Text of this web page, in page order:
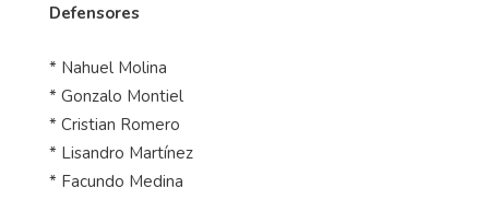
Defensores
* Nahuel Molina
* Gonzalo Montiel
* Cristian Romero
* Lisandro Martínez
* Facundo Medina